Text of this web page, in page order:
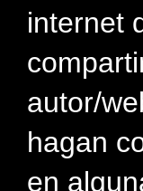
internet
autor/
hagan
en